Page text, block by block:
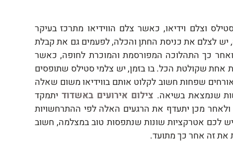
וצלם וידיאו, כאשר צלם הווידיאו מתרכז בעיקר
יש לצלם את כניסת החתן והכלה, לפעמים גם את קבלת
ואחר כך התהלוכה המפורסמת והמוכרת לחופה, כאשר
אחת שקולטת הכל. בו בזמן, יש צלמי סטילס שתופסים
שפחות חשוב לקלוט אותם בווידיאו משום שאלה
שנמצאת בשיאה. צילום אירועים באשדוד יתמקד
מכן יתעדף את הרגעים האלה לפי ההתרחשויות
לכם אטרקציות שונות שנתפסות טוב במצלמה, חשוב
את זה אחר כך מתועד.